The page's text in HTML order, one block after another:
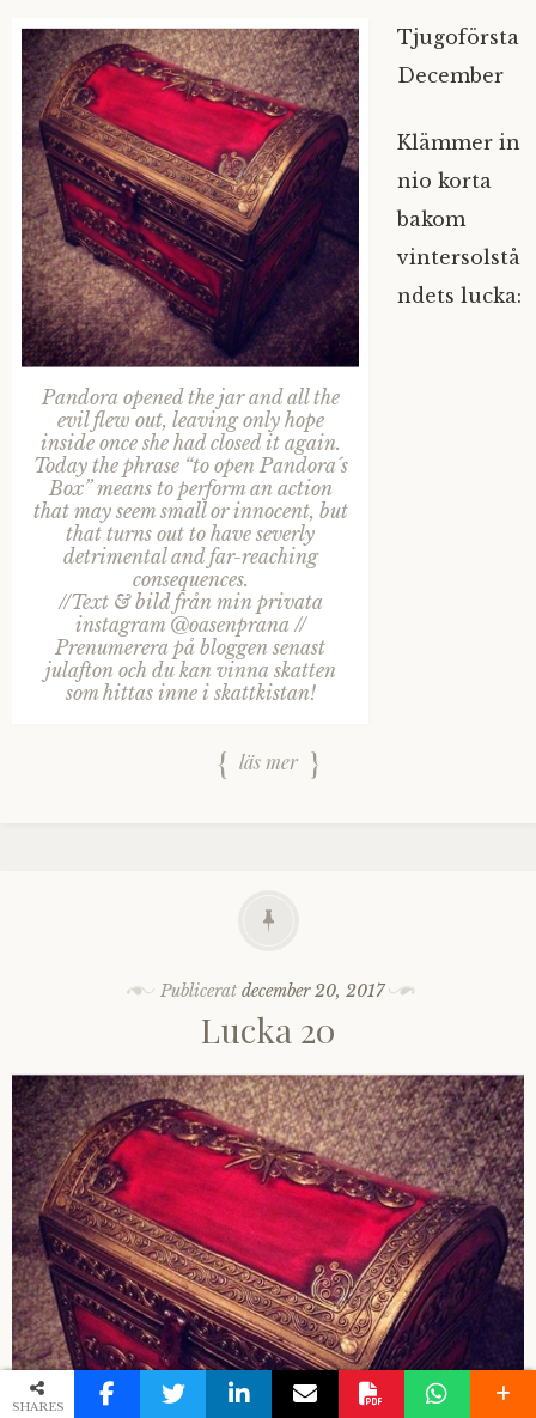
Pandora opened the jar and all the
evil flew out, leaving only hope
inside once she had closed it again.
Today the phrase “to open Pandora´s
Box” means to perform an action
that may seem small or innocent, but
that turns out to have severly
detrimental and far-reaching
consequences.
//Text & bild från min privata
instagram @oasenprana //
Prenumerera på bloggen senast
julafton och du kan vinna skatten
som hittas inne i skattkistan!
Tjugoförsta
December
Klämmer in
nio korta
bakom
vintersolstå
ndets lucka:
läs mer
Publicerat december 20, 2017
Lucka 20
SHARES